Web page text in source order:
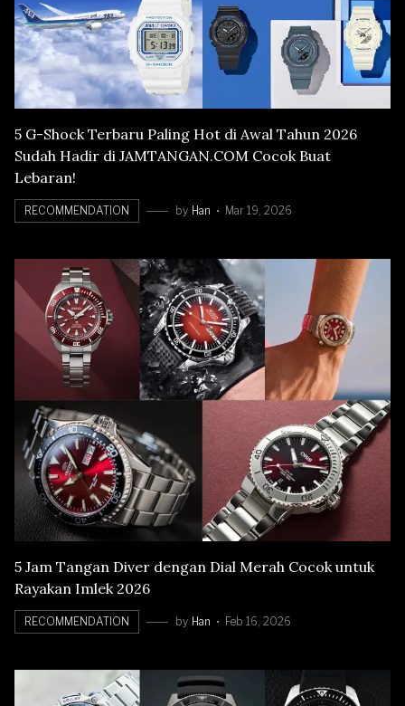
5 G-Shock Terbaru Paling Hot di Awal Tahun 2026
Sudah Hadir di JAMTANGAN.COM Cocok Buat
Lebaran!
RECOMMENDATION by Han Mar 19, 2026
5 Jam Tangan Diver dengan Dial Merah Cocok untuk
Rayakan Imlek 2026
RECOMMENDATION by Han Feb 16, 2026